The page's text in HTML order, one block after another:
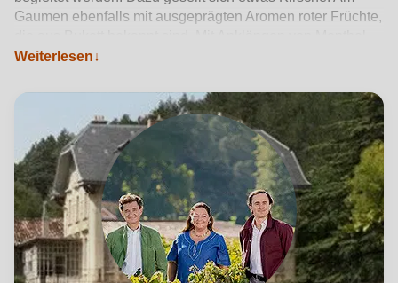
Gaumen ebenfalls mit ausgeprägten Aromen roter Früchte,
und Johannisbeere geht es dann ins lange Finish.
Weiterlesen